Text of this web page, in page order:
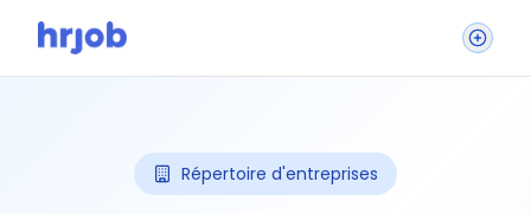
Répertoire d'entreprises